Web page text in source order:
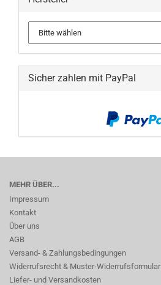
Sicher zahlen mit PayPal
MEHR ÜBER...
Impressum
Kontakt
Über uns
AGB
Versand- & Zahlungsbedingungen
Widerrufsrecht & Muster-Widerrufsformular
Liefer- und Versandkosten